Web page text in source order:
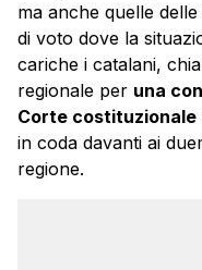
ma anche quelle
di voto dove la
cariche i catalani,
regionale per una
Corte costituzionale
in coda davanti ai
regione.